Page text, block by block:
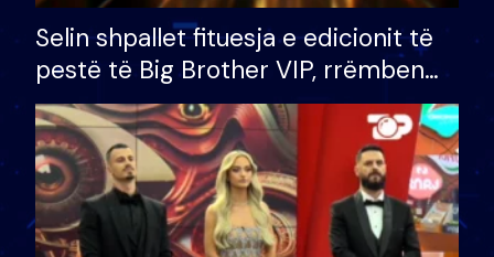
Selin shpallet fituesja e edicionit të
pestë të Big Brother VIP, rrëmben
çmimin e madh prej 100 mijë eurosh